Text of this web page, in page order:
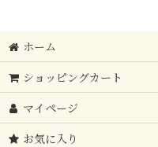
ホーム
ショッピングカート
マイページ
お気に入り